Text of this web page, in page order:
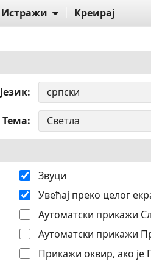
Истражи Креирај
Језик
Тема
Звуци
Увећај преко целог
Аутоматски прикажи
Аутоматски прикажи
Прикажи оквир, ако је